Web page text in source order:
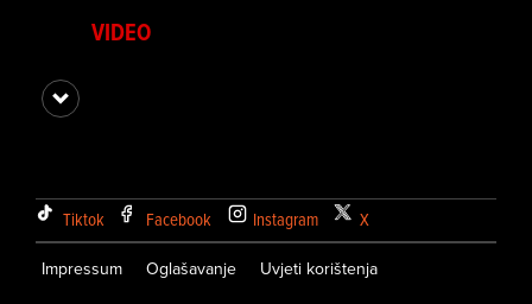
VIDEO
Tiktok Facebook Instagram X
Impressum Oglašavanje Uvjeti korištenja